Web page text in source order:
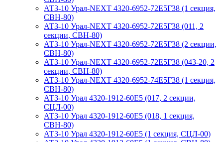
АТЗ-10 Урал-NEXT 4320-6952-72Е5Г38 (1 секция,
СВН-80)
АТЗ-10 Урал-NEXT 4320-6952-72Е5Г38 (011, 2
секции, СВН-80)
АТЗ-10 Урал-NEXT 4320-6952-72Е5Г38 (2 секции,
СВН-80)
АТЗ-10 Урал-NEXT 4320-6952-72Е5Г38 (043-20, 2
секции, СВН-80)
АТЗ-10 Урал-NEXT 4320-6952-74Е5Г38 (1 секция,
СВН-80)
АТЗ-10 Урал 4320-1912-60Е5 (017, 2 секции,
СЦЛ-00)
АТЗ-10 Урал 4320-1912-60Е5 (018, 1 секция,
СВН-80)
АТЗ-10 Урал 4320-1912-60Е5 (1 секция, СЦЛ-00)